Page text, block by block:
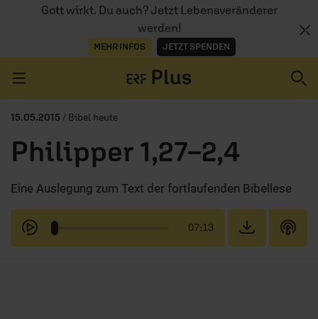
Gott wirkt. Du auch? Jetzt Lebensveränderer
werden!
MEHR INFOS JETZT SPENDEN
ERZÄHL MAL
AUDIOTHEK
PROGRAMM
15.05.2015 / Bibel heute
Philipper 1,27–2,4
Eine Auslegung zum Text der fortlaufenden Bibellese
07:13